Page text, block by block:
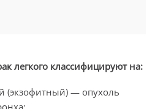
легкого классифицируют на:
(экзофитный) — опухоль